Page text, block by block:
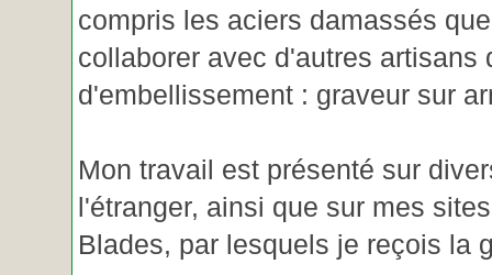
compris les aciers damassés
collaborer avec d'autres artisans
d'embellissement : graveur sur
Mon travail est présenté sur
l'étranger, ainsi que sur mes
Blades, par lesquels je reçois la